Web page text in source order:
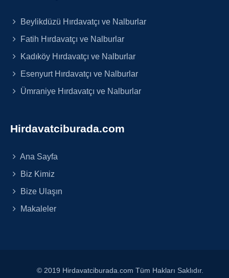
Beylikdüzü Hırdavatçı ve Nalburlar
Fatih Hırdavatçı ve Nalburlar
Kadıköy Hırdavatçı ve Nalburlar
Esenyurt Hırdavatçı ve Nalburlar
Ümraniye Hırdavatçı ve Nalburlar
Hirdavatciburada.com
Ana Sayfa
Biz Kimiz
Bize Ulaşın
Makaleler
© 2019 Hirdavatciburada.com Tüm Hakları Saklıdır.